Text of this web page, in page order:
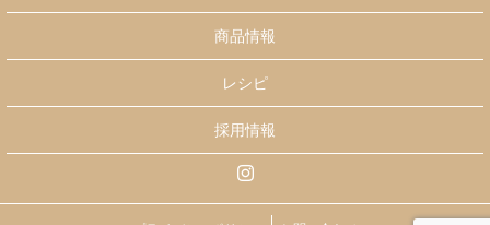
商品情報
レシピ
採用情報